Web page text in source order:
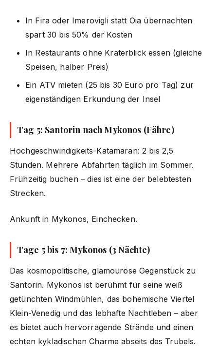
In Fira oder Imerovigli statt Oia übernachten
spart 30 bis 50% der Kosten
In Restaurants ohne Kraterblick essen (gleiche
Speisen, halber Preis)
Ein ATV mieten (25 bis 30 Euro pro Tag) zur
eigenständigen Erkundung der Insel
Tag 5: Santorin nach Mykonos (Fähre)
Hochgeschwindigkeits-Katamaran: 2 bis 2,5
Stunden. Mehrere Abfahrten täglich im Sommer.
Frühzeitig buchen – dies ist eine der belebtesten
Strecken.
Ankunft in Mykonos, Einchecken.
Tage 5 bis 7: Mykonos (3 Nächte)
Das kosmopolitische, glamouröse Gegenstück zu
Santorin. Mykonos ist berühmt für seine weiß
getünchten Windmühlen, das bohemische Viertel
Klein-Venedig und das lebhafte Nachtleben – aber
es bietet auch hervorragende Strände und einen
echten kykladischen Charme abseits des Trubels.